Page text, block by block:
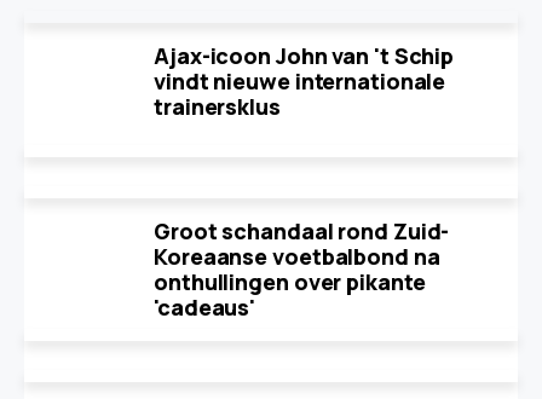
Ajax-icoon John van 't Schip
vindt nieuwe internationale
trainersklus
Groot schandaal rond Zuid-
Koreaanse voetbalbond na
onthullingen over pikante
'cadeaus'